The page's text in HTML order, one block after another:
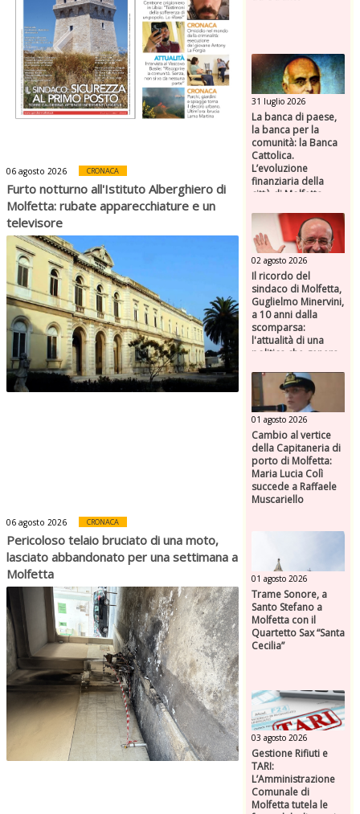
06 agosto 2026 CRONACA
Furto notturno all'Istituto Alberghiero di
Molfetta: rubate apparecchiature e un
televisore
06 agosto 2026 CRONACA
Pericoloso telaio bruciato di una moto,
lasciato abbandonato per una settimana a
Molfetta
31 luglio 2026
La banca di paese,
la banca per la
comunità: la Banca
Cattolica.
L’evoluzione
finanziaria della
città di Molfetta
02 agosto 2026
Il ricordo del
sindaco di Molfetta,
Guglielmo Minervini,
a 10 anni dalla
scomparsa:
l'attualità di una
politica che genera
01 agosto 2026
Cambio al vertice
della Capitaneria di
porto di Molfetta:
Maria Lucia Colì
succede a Raffaele
Muscariello
01 agosto 2026
Trame Sonore, a
Santo Stefano a
Molfetta con il
Quartetto Sax “Santa
Cecilia”
03 agosto 2026
Gestione Rifiuti e
TARI:
L’Amministrazione
Comunale di
Molfetta tutela le